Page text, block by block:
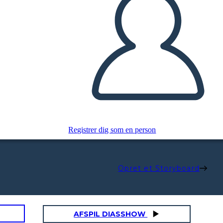
Registrer dig som en person
Opret et Storyboard
AFSPIL DIASSHOW